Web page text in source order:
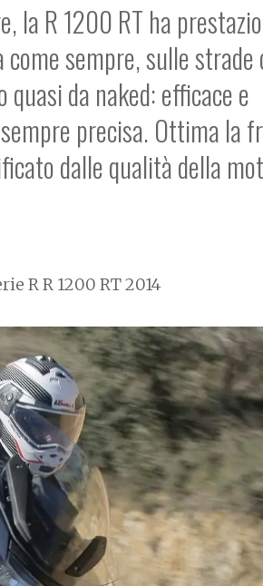
la R 1200 RT ha
sempre, sulle strade
da naked: efficace e
precisa. Ottima la
dalle qualità della
R R 1200 RT 2014